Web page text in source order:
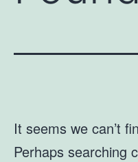
It seems we can’t
Perhaps searching